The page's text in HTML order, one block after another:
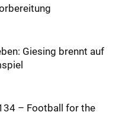
Giesing brennt auf
– Football for the